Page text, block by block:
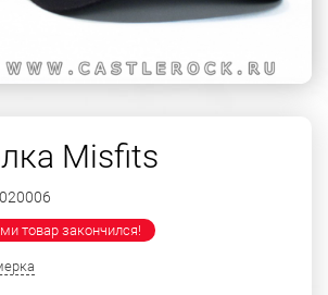
Misfits
товар закончился!